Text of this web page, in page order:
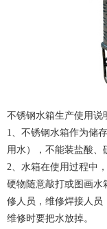
不锈钢水箱生产使用说
1、不锈钢水箱作为储
用水），不能装盐酸、
2、水箱在使用过程中
硬物随意敲打或图画水
修人员，维修焊接人员
维修时要把水放掉。